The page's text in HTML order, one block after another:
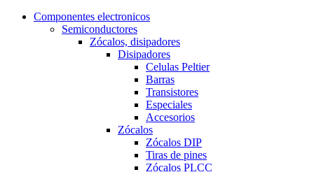
Componentes electronicos
Semiconductores
Zócalos, disipadores
Disipadores
Celulas Peltier
Barras
Transistores
Especiales
Accesorios
Zócalos
Zócalos DIP
Tiras de pines
Zócalos PLCC